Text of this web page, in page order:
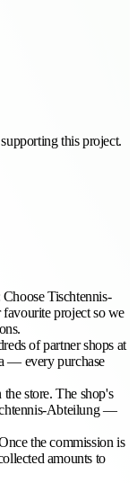
this project.
Choose Tischtennis-
project so we
of partner shops at
— every purchase
the store. The shop's
Abteilung —
the commission is
amounts to